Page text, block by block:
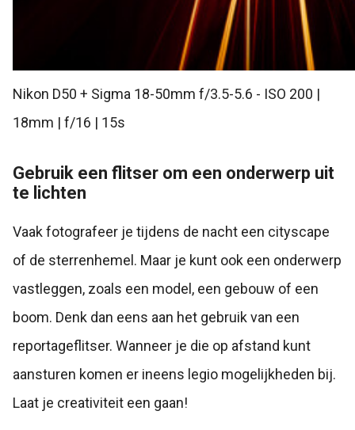
Nikon D50 + Sigma 18-50mm f/3.5-5.6 - ISO 200 |
18mm | f/16 | 15s
Gebruik een flitser om een onderwerp uit
te lichten
Vaak fotografeer je tijdens de nacht een cityscape
of de sterrenhemel. Maar je kunt ook een onderwerp
vastleggen, zoals een model, een gebouw of een
boom. Denk dan eens aan het gebruik van een
reportageflitser. Wanneer je die op afstand kunt
aansturen komen er ineens legio mogelijkheden bij.
Laat je creativiteit een gaan!